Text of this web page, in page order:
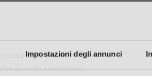
Impostazioni degli annunci
di Laurea Triennale,
ha un titolo accademico